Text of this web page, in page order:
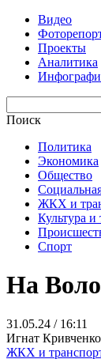
Видео
Проекты
Аналитика
Поиск
Политика
Экономика
Общество
ЖКХ и
Культура и
Спорт
На
31.05.24 / 16:11
Игнат Кривченко
ЖКХ и